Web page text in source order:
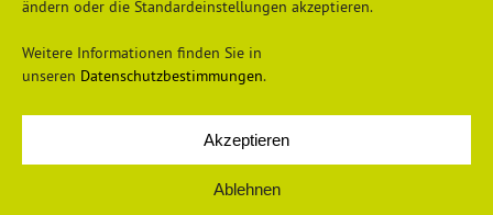
ändern oder die Standardeinstellungen akzeptieren.
Weitere Informationen finden Sie in
unseren Datenschutzbestimmungen.
Akzeptieren
Ablehnen
Datenschutzerklärung Impressum